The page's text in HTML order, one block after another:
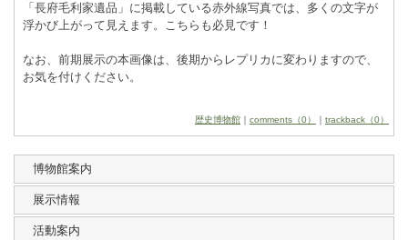
「長府毛利家遺品」に掲載している赤外線写真では、多くの文字が
浮かび上がって見えます。こちらも必見です！
なお、前期展示の本画像は、後期からレプリカに変わりますので、
お気を付けください。
歴史博物館 ｜ comments（0） ｜ trackback（0）
博物館案内
展示情報
活動案内